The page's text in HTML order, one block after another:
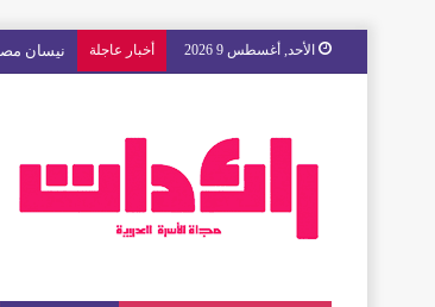
الأحد, أغسطس 9 2026 أخبار عاجلة مع « The Next Ad » ، إنوي يُسند حملته الإعلانية المقبلة إلى الشباب المغربي